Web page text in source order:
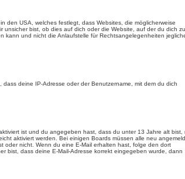
den USA, welches festlegt, dass Websites, die möglicherweise
bist, ob dies auf dich oder die Website, auf der du dich zu
und nicht die Anlaufstelle für Rechtsangelegenheiten
deine IP-Adresse oder der Benutzername, mit dem du dich
ist und du angegeben hast, dass du unter 13 Jahre alt bist,
aktiviert werden. Bei einigen Boards müssen alle neu
oder nicht. Wenn du eine E-Mail erhalten hast, folge den dort
bist, dass deine E-Mail-Adresse korrekt eingegeben wurde, dann